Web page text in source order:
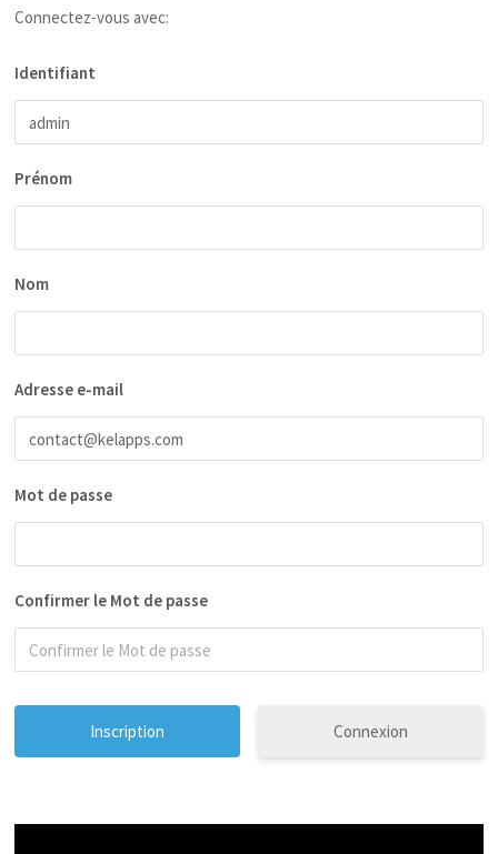
Connectez-vous avec:
Identifiant
Prénom
Nom
Adresse e-mail
Mot de passe
Confirmer le Mot de passe
Connexion